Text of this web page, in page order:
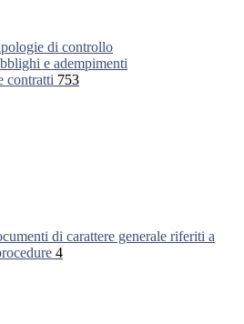
di controllo
e adempimenti
contratti 753
di carattere generale riferiti a
4